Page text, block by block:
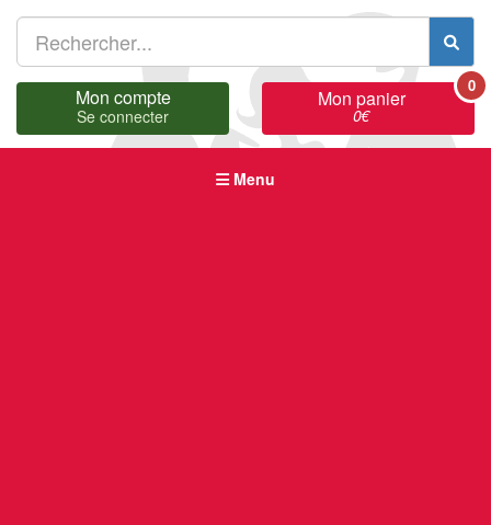
Mon compte
Se connecter
Mon panier
0€
0
Menu